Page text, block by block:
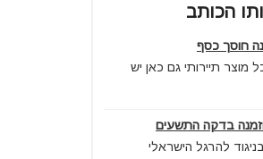
הכותב
חוסך כסף
מוצר תיירותי גם כאן יש
בדקה התשעים
להרגל הישראלי